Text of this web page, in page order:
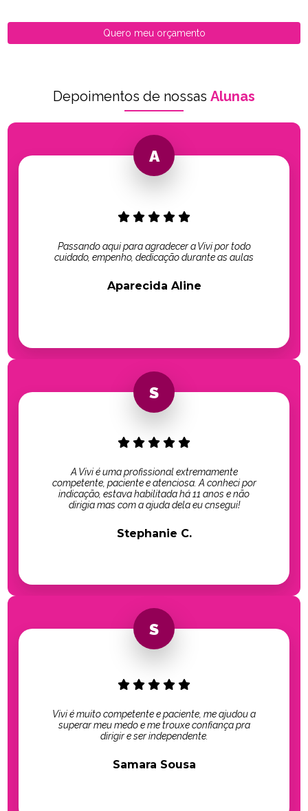
Quero meu orçamento
Depoimentos de nossas Alunas
Passando aqui para agradecer a Vivi por todo
cuidado, empenho, dedicação durante as aulas
Aparecida Aline
A Vivi é uma profissional extremamente
competente, paciente e atenciosa. A conheci por
indicação, estava habilitada há 11 anos e não
dirigia mas com a ajuda dela eu cnsegui!
Stephanie C.
Vivi é muito competente e paciente, me ajudou a
superar meu medo e me trouxe confiança pra
dirigir e ser independente.
Samara Sousa